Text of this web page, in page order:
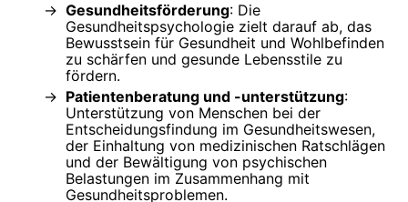
Gesundheitsförderung: Die
Gesundheitspsychologie zielt darauf ab, das
Bewusstsein für Gesundheit und Wohlbefinden
zu schärfen und gesunde Lebensstile zu
fördern.
Patientenberatung und -unterstützung:
Unterstützung von Menschen bei der
Entscheidungsfindung im Gesundheitswesen,
der Einhaltung von medizinischen Ratschlägen
und der Bewältigung von psychischen
Belastungen im Zusammenhang mit
Gesundheitsproblemen.